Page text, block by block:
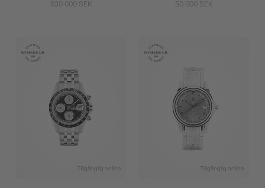
630 000 SEK 50 000 SEK
Tillgänglig online Tillgänglig online